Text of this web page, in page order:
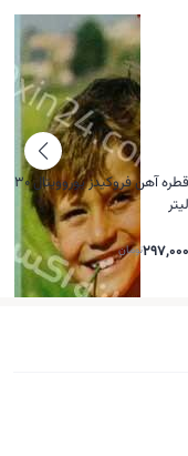
لیتر
297,000تومان